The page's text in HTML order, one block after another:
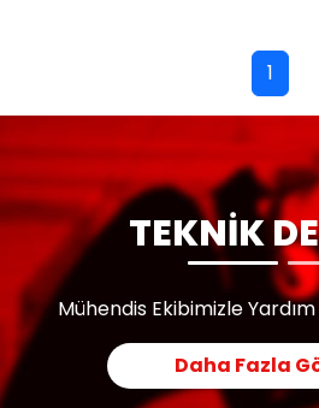
1
TEKNİK
Mühendis Ekibimizle Yardım
Daha Fazla